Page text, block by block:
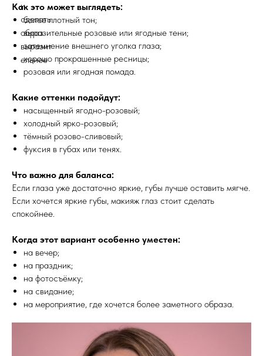
Как это может выглядеть:
более плотный тон;
выразительные розовые или ягодные тени;
затемнение внешнего уголка глаза;
хорошо прокрашенные ресницы;
розовая или ягодная помада.
Какие оттенки подойдут:
насыщенный ягодно-розовый;
холодный ярко-розовый;
тёмный розово-сливовый;
фуксия в губах или тенях.
Что важно для баланса:
Если глаза уже достаточно яркие, губы лучше оставить мягче.
Если хочется яркие губы, макияж глаз стоит сделать
спокойнее.
Когда этот вариант особенно уместен:
на вечер;
на праздник;
на фотосъёмку;
на свидание;
на мероприятие, где хочется более заметного образа.